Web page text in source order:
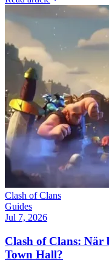
Clash of Clans
Guides
Jul 7, 2026
Clash of Clans:
Town Hall?